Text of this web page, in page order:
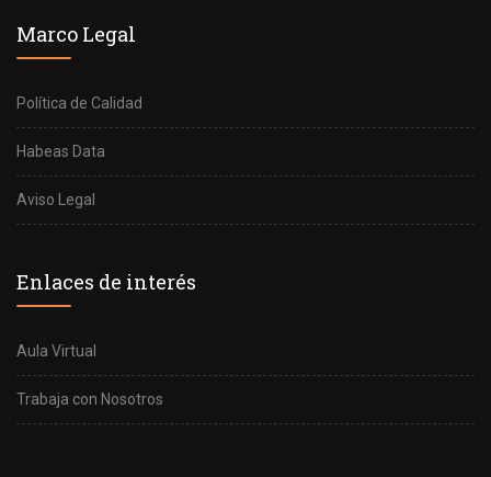
Marco Legal
Política de Calidad
Habeas Data
Aviso Legal
Enlaces de interés
Aula Virtual
Trabaja con Nosotros